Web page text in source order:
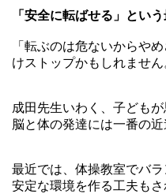
「安全に転ばせる」とい
「転ぶのは危ないからや
けストップかもしれません
成田先生いわく、子ども
脳と体の発達には一番の近
最近では、体操教室でバ
安定な環境を作る工夫もさ